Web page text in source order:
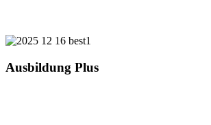
Ausbildung Plus